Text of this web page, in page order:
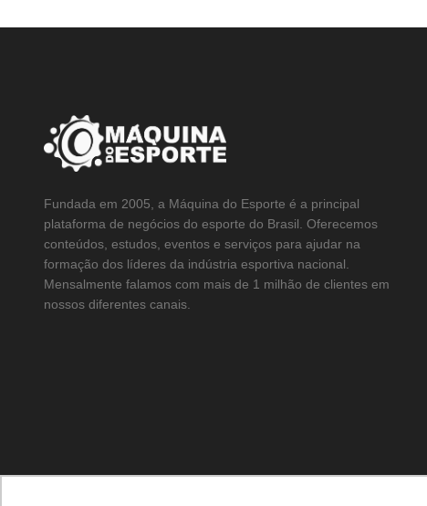
Fundada em 2005, a Máquina do Esporte é a principal
plataforma de negócios do esporte do Brasil. Oferecemos
conteúdos, estudos, eventos e serviços para ajudar na
formação dos líderes da indústria esportiva nacional.
Mensalmente falamos com mais de 1 milhão de clientes em
nossos diferentes canais.